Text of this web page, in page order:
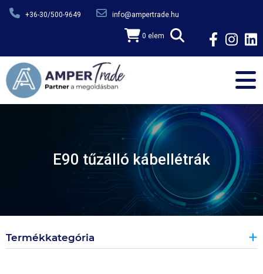
Ugrás a tartalomra
+36-30/500-9649 info@ampertrade.hu
0 elem
E90 tűzálló kábellétrák
Termékkategória